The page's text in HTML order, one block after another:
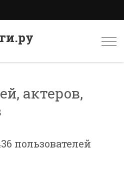
актеров,
пользователей